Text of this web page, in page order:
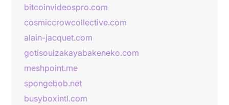
bitcoinvideospro.com
cosmiccrowcollective.com
alain-jacquet.com
gotisouizakayabakeneko.com
meshpoint.me
spongebob.net
busyboxintl.com